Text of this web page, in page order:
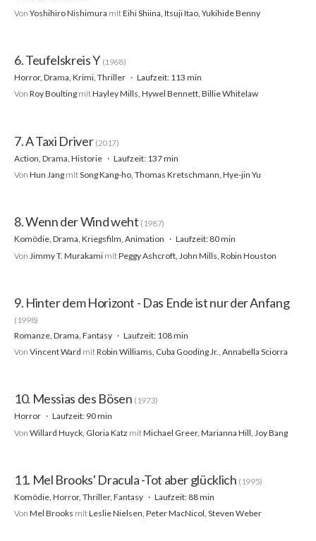
Von Yoshihiro Nishimura mitEihi Shiina, Itsuji Itao, Yukihide Benny
6. Teufelskreis Y (1968)
Horror, Drama, Krimi, Thriller
Laufzeit: 113 min
Von Roy Boulting mitHayley Mills, Hywel Bennett, Billie Whitelaw
7. A Taxi Driver (2017)
Action, Drama, Historie
Laufzeit: 137 min
Von Hun Jang mitSong Kang-ho, Thomas Kretschmann, Hye-jin Yu
8. Wenn der Wind weht (1987)
Komödie, Drama, Kriegsfilm, Animation
Laufzeit: 80 min
Von Jimmy T. Murakami mitPeggy Ashcroft, John Mills, Robin Houston
9. Hinter dem Horizont - Das Ende ist nur der Anfang
(1998)
Romanze, Drama, Fantasy
Laufzeit: 108 min
Von Vincent Ward mitRobin Williams, Cuba Gooding Jr., Annabella Sciorra
10. Messias des Bösen (1973)
Horror
Laufzeit: 90 min
Von Willard Huyck, Gloria Katz mitMichael Greer, Marianna Hill, Joy Bang
11. Mel Brooks' Dracula -Tot aber glücklich (1995)
Komödie, Horror, Thriller, Fantasy
Laufzeit: 88 min
Von Mel Brooks mitLeslie Nielsen, Peter MacNicol, Steven Weber